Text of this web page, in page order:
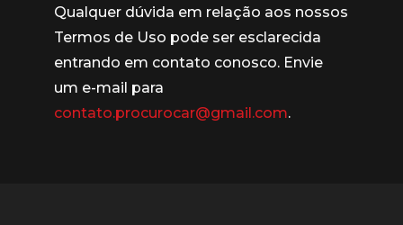
Qualquer dúvida em relação aos nossos
Termos de Uso pode ser esclarecida
entrando em contato conosco. Envie
um e-mail para
contato.procurocar@gmail.com.